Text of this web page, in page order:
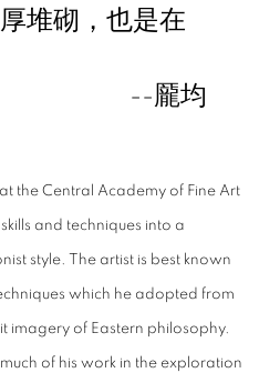
堆砌，也是在
--龎均
the Central Academy of Fine Art
and techniques into a
style. The artist is best known
which he adopted from
imagery of Eastern philosophy.
of his work in the exploration